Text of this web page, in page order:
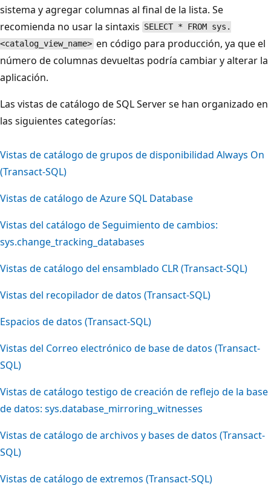
sistema y agregar columnas al final de la lista. Se
recomienda no usar la sintaxis SELECT * FROM sys.
<catalog_view_name> en código para producción, ya que el
número de columnas devueltas podría cambiar y alterar la
aplicación.
Las vistas de catálogo de SQL Server se han organizado en
las siguientes categorías:
Vistas de catálogo de grupos de disponibilidad Always On
(Transact-SQL)
Vistas de catálogo de Azure SQL Database
Vistas del catálogo de Seguimiento de cambios:
sys.change_tracking_databases
Vistas de catálogo del ensamblado CLR (Transact-SQL)
Vistas del recopilador de datos (Transact-SQL)
Espacios de datos (Transact-SQL)
Vistas del Correo electrónico de base de datos (Transact-
SQL)
Vistas de catálogo testigo de creación de reflejo de la base
de datos: sys.database_mirroring_witnesses
Vistas de catálogo de archivos y bases de datos (Transact-
SQL)
Vistas de catálogo de extremos (Transact-SQL)